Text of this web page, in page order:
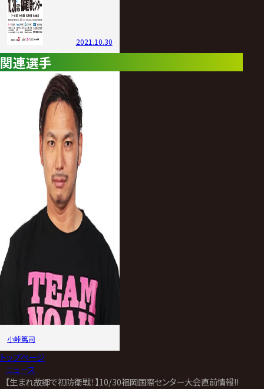
2021.10.30
関連選手
小峠篤司
トップページ
ニュース
【生まれ故郷で初防衛戦！】10/30福岡国際センター大会直前情報!!